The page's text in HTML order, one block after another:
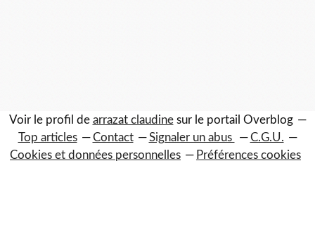
Voir le profil de arrazat claudinesur le portail Overblog
Top articles
Contact Signaler un abus
C.G.U.
Cookies et données personnelles
Préférences cookies